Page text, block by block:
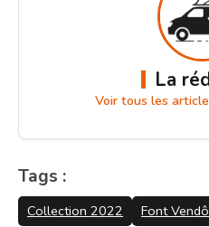
La
Voir tous les
Tags :
Collection 2022 Font